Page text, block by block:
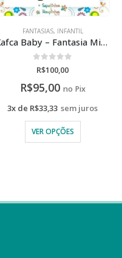
FANTASIAS, INFANTIL
Kafca Baby – Fantasia Mickey Tactel
0de 5
R$100,00
R$95,00 no Pix
3x de R$33,33 sem juros
VER OPÇÕES